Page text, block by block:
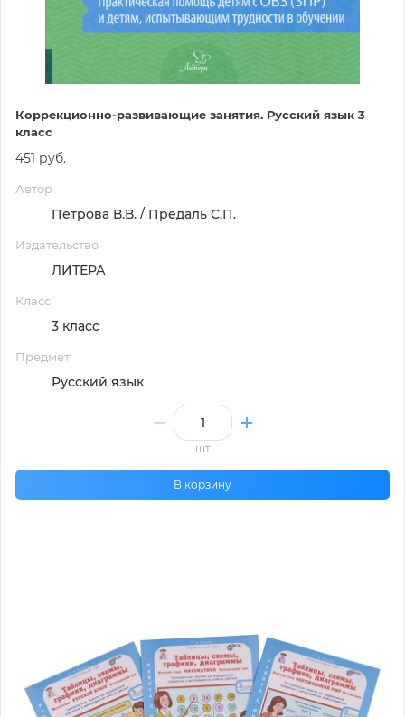
Коррекционно-развивающие занятия. Русский язык 3
класс
451 руб.
Автор
Петрова В.В. / Предаль С.П.
Издательство
ЛИТЕРА
Класс
3 класс
Предмет
Русский язык
шт
В корзину